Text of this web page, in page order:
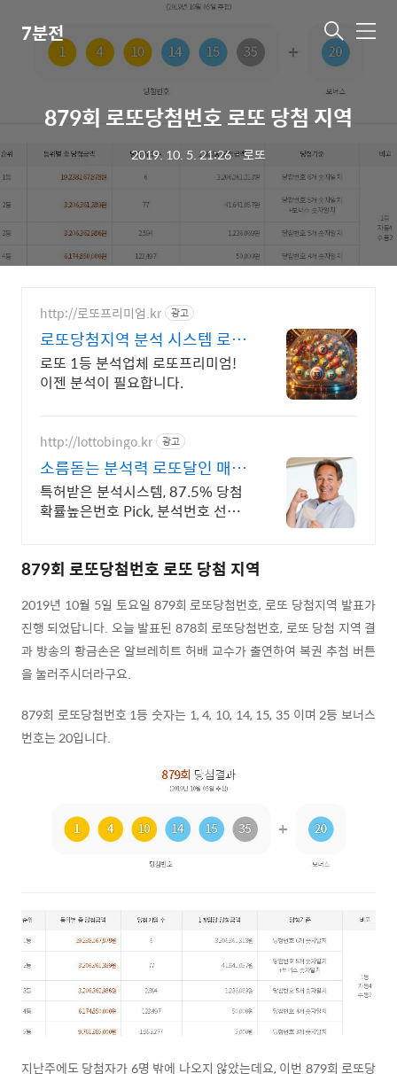
7분전 메
879회 로또당첨번호 로또 당첨 지역
2019. 10. 5. 21:26ㆍ로또
http://로또프리미엄.kr 광고
로또당첨지역 분석 시스템 로또
번호 분석업체
로또 1등 분석업체 로또프리미엄!
이젠 분석이 필요합니다.
http://lottobingo.kr 광고
소름돋는 분석력 로또달인 매주
2등 이상 당첨자 속출
특허받은 분석시스템, 87.5% 당첨
확률높은번호 Pick, 분석번호 선착
879회 로또당첨번호 로또 당첨 지역
2019년 10월 5일 토요일 879회 로또당첨번호, 로또 당첨지역 발표가
진행 되었답니다. 오늘 발표된 878회 로또당첨번호, 로또 당첨 지역 결
과 방송의 황금손은 알브레히트 허배 교수가 출연하여 복권 추첨 버튼
을 눌러주시더라구요.
879회 로또당첨번호 1등 숫자는 1, 4, 10, 14, 15, 35 이며 2등 보너스
번호는 20입니다.
지난주에도 당첨자가 6명 밖에 나오지 않았는데요, 이번 879회 로또당